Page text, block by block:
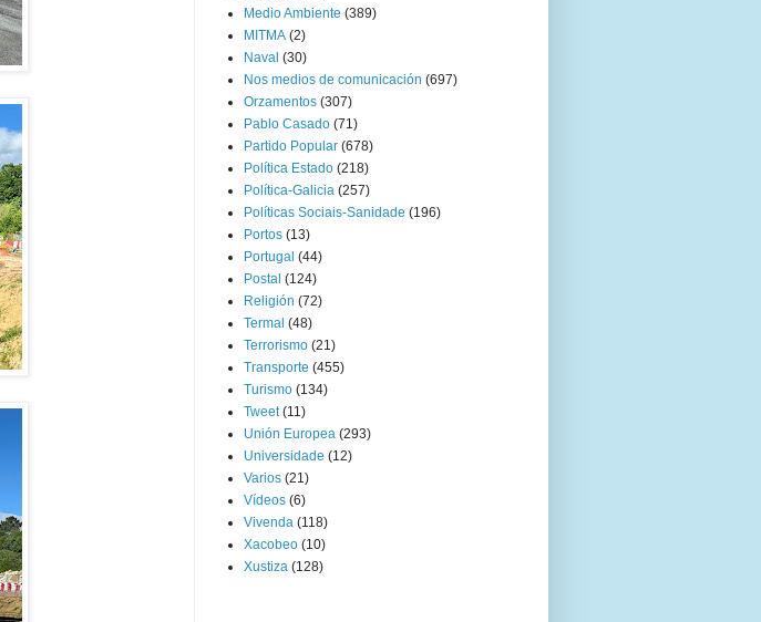
Medio Ambiente (389)
MITMA (2)
Naval (30)
Nos medios de comunicación (697)
Orzamentos (307)
Pablo Casado (71)
Partido Popular (678)
Política Estado (218)
Política-Galicia (257)
Políticas Sociais-Sanidade (196)
Portos (13)
Portugal (44)
Postal (124)
Religión (72)
Termal (48)
Terrorismo (21)
Transporte (455)
Turismo (134)
Tweet (11)
Unión Europea (293)
Universidade (12)
Varios (21)
Vídeos (6)
Vivenda (118)
Xacobeo (10)
Xustiza (128)